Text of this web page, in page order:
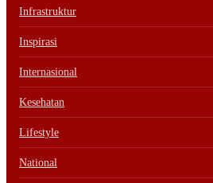
Infrastruktur
Inspirasi
Internasional
Kesehatan
Lifestyle
National